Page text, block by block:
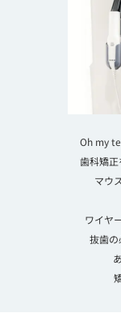
Oh my
歯科矯正
マウ
ワイヤ
抜歯の